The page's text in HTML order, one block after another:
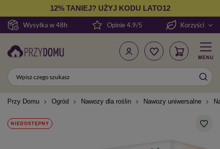
Wysyłka w 48h
12% TANIEJ? UŻYJ KODU LATO12
Opinie 4.9/5 Korzyści
Przy Domu Ogród Nawozy dla roślin Nawozy uniwersalne
NIEDOSTĘPNY